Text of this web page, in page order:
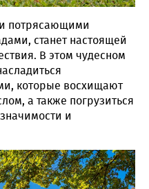
потрясающими
станет настоящей
В этом чудесном
которые восхищают
а также погрузиться
и